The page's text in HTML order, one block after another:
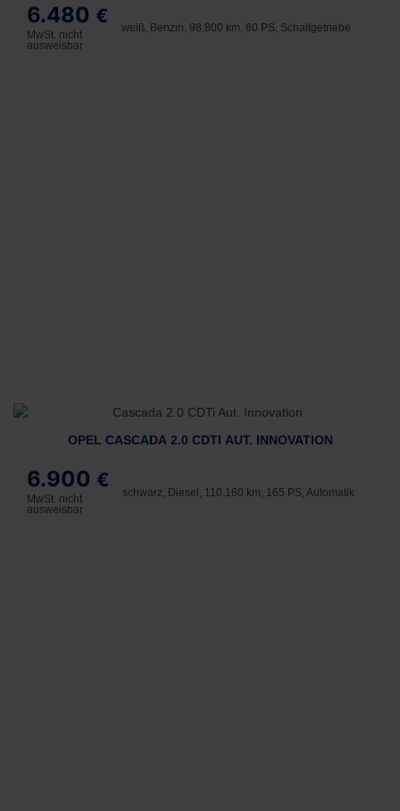
6.480 €
MwSt. nicht
ausweisbar
weiß, Benzin, 98.800 km, 60 PS, Schaltgetriebe
OPEL CASCADA 2.0 CDTI AUT. INNOVATION
6.900 €
MwSt. nicht
ausweisbar
schwarz, Diesel, 110.160 km, 165 PS, Automatik